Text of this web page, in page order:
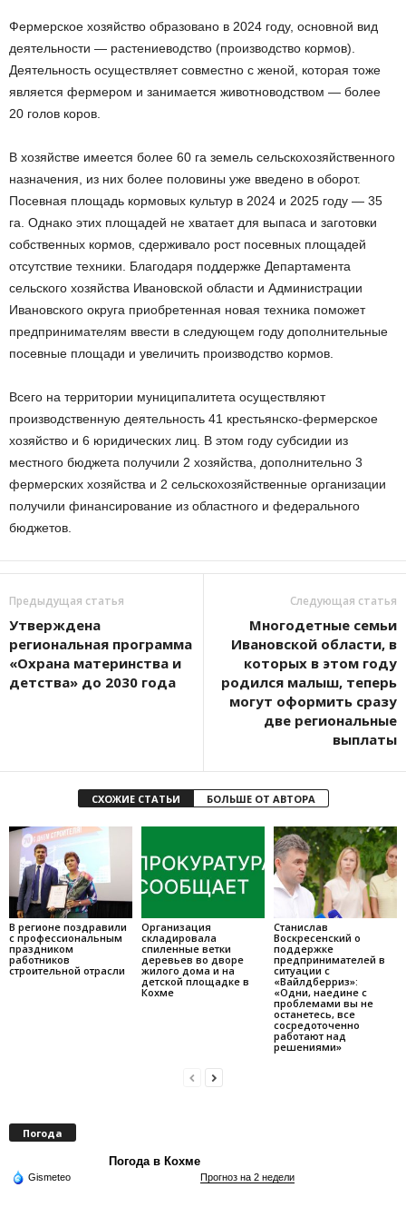
Фермерское хозяйство образовано в 2024 году, основной вид
деятельности — растениеводство (производство кормов).
Деятельность осуществляет совместно с женой, которая тоже
является фермером и занимается животноводством — более
20 голов коров.
В хозяйстве имеется более 60 га земель сельскохозяйственного
назначения, из них более половины уже введено в оборот.
Посевная площадь кормовых культур в 2024 и 2025 году — 35
га. Однако этих площадей не хватает для выпаса и заготовки
собственных кормов, сдерживало рост посевных площадей
отсутствие техники. Благодаря поддержке Департамента
сельского хозяйства Ивановской области и Администрации
Ивановского округа приобретенная новая техника поможет
предпринимателям ввести в следующем году дополнительные
посевные площади и увеличить производство кормов.
Всего на территории муниципалитета осуществляют
производственную деятельность 41 крестьянско-фермерское
хозяйство и 6 юридических лиц. В этом году субсидии из
местного бюджета получили 2 хозяйства, дополнительно 3
фермерских хозяйства и 2 сельскохозяйственные организации
получили финансирование из областного и федерального
бюджетов.
Предыдущая статья
Утверждена
региональная программа
«Охрана материнства и
детства» до 2030 года
Следующая статья
Многодетные семьи
Ивановской области, в
которых в этом году
родился малыш, теперь
могут оформить сразу
две региональные
выплаты
СХОЖИЕ СТАТЬИ БОЛЬШЕ ОТ АВТОРА
В регионе поздравили
с профессиональным
праздником
работников
строительной отрасли
Организация
складировала
спиленные ветки
деревьев во дворе
жилого дома и на
детской площадке в
Кохме
Станислав
Воскресенский о
поддержке
предпринимателей в
ситуации с
«Вайлдберриз»:
«Одни, наедине с
проблемами вы не
останетесь, все
сосредоточенно
работают над
решениями»
Погода
Погода в Кохме
Gismeteo Прогноз на 2 недели